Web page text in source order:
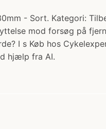
- Sort. Kategori:
mod forsøg på
I s Køb hos
hjælp fra AI.